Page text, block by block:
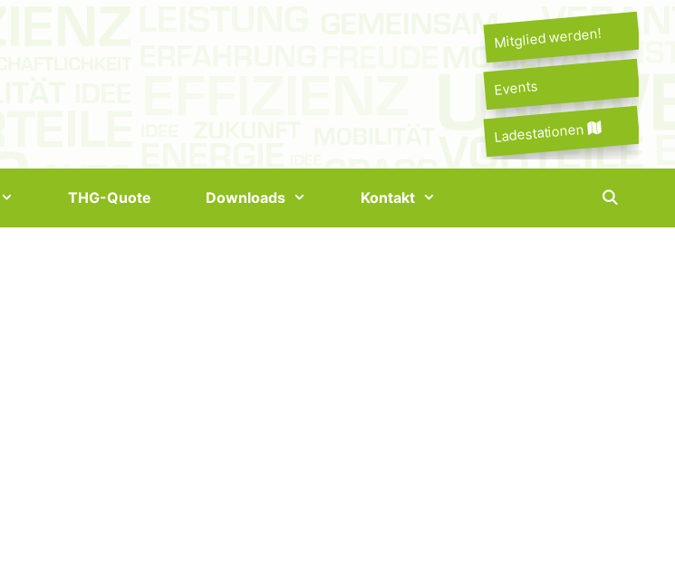
Mitglied werden!
Events
Ladestationen
THG-Quote Downloads Kontakt